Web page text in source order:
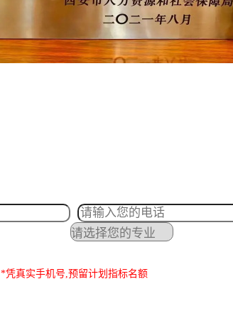
*凭真实手机号,预留计划指标名额